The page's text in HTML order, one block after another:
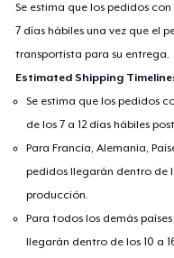
Se estima que los pedidos
7 días hábiles una vez que el
transportista para su entrega.
Estimated Shipping
Se estima que los pedidos
de los 7 a 12 días hábiles
Para Francia, Alemania,
pedidos llegarán dentro de
producción.
Para todos los demás
llegarán dentro de los 10 a